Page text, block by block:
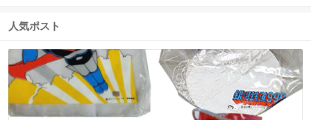
数
ス
数
人気ポスト